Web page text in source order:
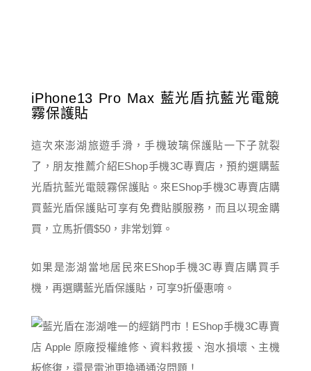
iPhone13 Pro Max 藍光盾抗藍光電競
霧保護貼
這次來澎湖旅遊手滑，手機玻璃保護貼一下子就裂
了，朋友推薦介紹EShop手機3C專賣店，預約選購藍
光盾抗藍光電競霧保護貼。來EShop手機3C專賣店購
買藍光盾保護貼可享有免費貼膜服務，而且以現金購
買，立馬折價$50，非常划算。
如果是澎湖當地居民來EShop手機3C專賣店購買手
機，再選購藍光盾保護貼，可享9折優惠唷。